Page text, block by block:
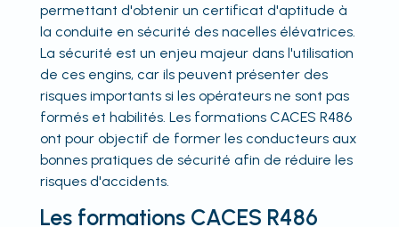
permettant d'obtenir un certificat d'aptitude à
la conduite en sécurité des nacelles élévatrices.
La sécurité est un enjeu majeur dans l'utilisation
de ces engins, car ils peuvent présenter des
risques importants si les opérateurs ne sont pas
formés et habilités. Les formations CACES R486
ont pour objectif de former les conducteurs aux
bonnes pratiques de sécurité afin de réduire les
risques d'accidents.
Les formations CACES R486